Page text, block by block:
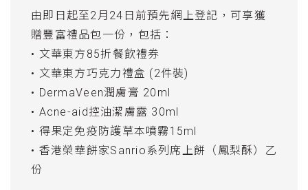
由即日起至2月24日前預先網上登記，可享獲
贈豐富禮品包一份，包括：
• 文華東方85折餐飲禮券
• 文華東方巧克力禮盒 (2件裝)
• DermaVeen潤膚膏 20ml
• Acne-aid控油潔膚露 30ml
• 得果定免疫防護草本噴霧15ml
• 香港榮華餅家Sanrio系列席上餅（鳳梨酥）乙
份